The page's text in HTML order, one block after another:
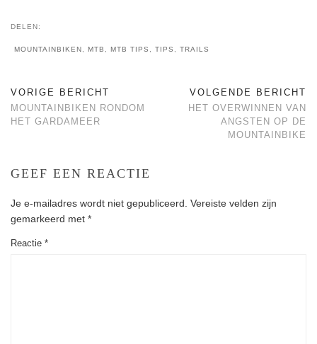
DELEN:
MOUNTAINBIKEN, MTB , MTB TIPS , TIPS , TRAILS
VORIGE BERICHT
MOUNTAINBIKEN RONDOM
HET GARDAMEER
VOLGENDE BERICHT
HET OVERWINNEN VAN
ANGSTEN OP DE
MOUNTAINBIKE
GEEF EEN REACTIE
Je e-mailadres wordt niet gepubliceerd. Vereiste velden zijn
gemarkeerd met *
Reactie *